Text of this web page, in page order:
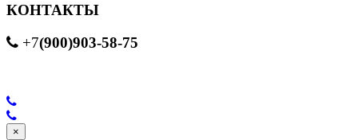
КОНТАКТЫ
+7(900)903-58-75
×